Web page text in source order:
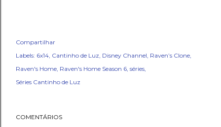
Compartilhar
Labels: 6x14 Cantinho de Luz Disney Channel Raven’s Clone
Raven's Home Raven's Home Season 6 séries
Séries Cantinho de Luz
COMENTÁRIOS